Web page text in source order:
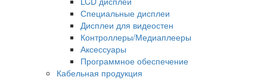
Специальные дисплеи
Дисплеи для видеостен
Контроллеры/Медиаплееры
Аксессуары
Программное обеспечение
Кабельная продукция